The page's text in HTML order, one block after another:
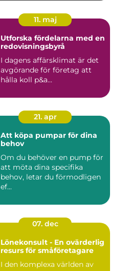
11. maj
Utforska fördelarna med en
redovisningsbyrå
I dagens affärsklimat är det
avgörande för företag att
hålla koll p&a...
21. apr
Att köpa pumpar för dina
behov
Om du behöver en pump för
att möta dina specifika
behov, letar du förmodligen
ef...
07. dec
Lönekonsult - En ovärderlig
resurs för småföretagare
I den komplexa världen av